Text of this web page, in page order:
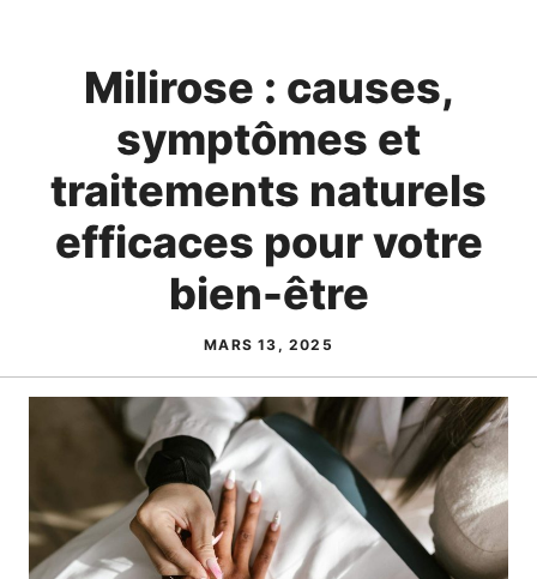
Milirose : causes,
symptômes et
traitements naturels
efficaces pour votre
bien-être
MARS 13, 2025